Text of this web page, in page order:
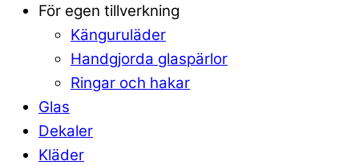
För egen tillverkning
Känguruläder
Handgjorda glaspärlor
Ringar och hakar
Glas
Dekaler
Kläder